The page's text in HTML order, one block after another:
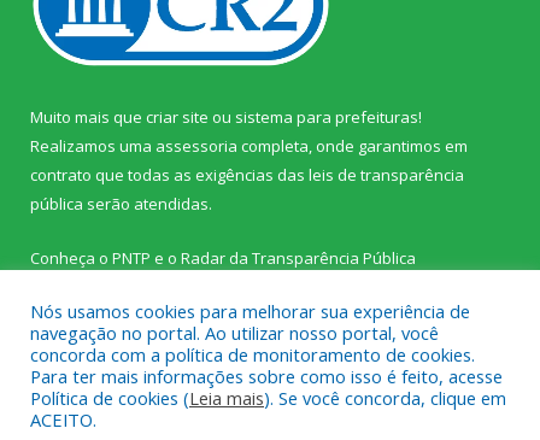
Muito mais que criar site ou sistema para prefeituras!
Realizamos uma assessoria completa, onde garantimos em
contrato que todas as exigências das leis de transparência
pública serão atendidas.
Conheça o PNTP e o Radar da Transparência Pública
Todos os direitos reservados a Prefeitura Municipal de Palestina
do Pará.
Nós usamos cookies para melhorar sua experiência de
navegação no portal. Ao utilizar nosso portal, você
concorda com a política de monitoramento de cookies.
Para ter mais informações sobre como isso é feito, acesse
Política de cookies (Leia mais). Se você concorda, clique em
ACEITO.